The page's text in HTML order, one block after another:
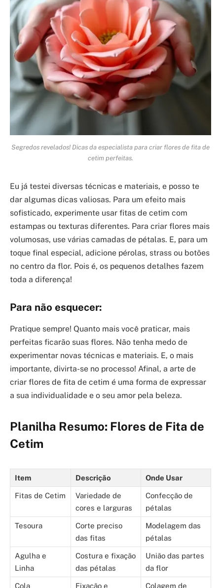
Segredos revelados! Dicas da especialista para criar flores de fita de
cetim perfeitas.
Eu já testei diversas técnicas e materiais, e posso te
dar algumas dicas valiosas. Para um efeito mais
sofisticado, experimente usar fitas de cetim com
estampas ou texturas diferentes. Para criar flores mais
volumosas, use várias camadas de pétalas. E, para um
toque final especial, adicione pérolas, strass ou botões
no centro da flor. Pois é, os pequenos detalhes fazem
toda a diferença!
Para não esquecer:
Pratique sempre! Quanto mais você praticar, mais
perfeitas ficarão suas flores. Não tenha medo de
experimentar novas técnicas e materiais. E, o mais
importante, divirta-se no processo! Afinal, a arte de
criar flores de fita de cetim é uma forma de expressar
a sua individualidade e o seu amor pela beleza.
Planilha Resumo: Flores de Fita de
Cetim
Item Descrição Onde Usar
Fitas de Cetim
Variedade de
cores e larguras
Confecção de
pétalas
Tesoura
Corte preciso
das fitas
Modelagem das
pétalas
Agulha e
Linha
Costura e fixação
das pétalas
União das partes
da flor
Cola Fixação e Colagem de